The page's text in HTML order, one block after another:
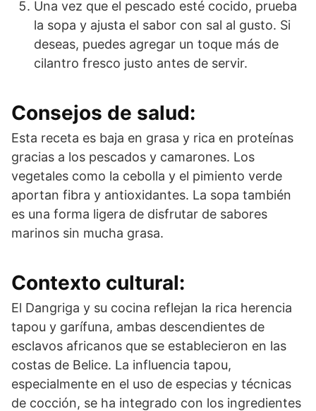
Una vez que el pescado esté cocido, prueba
la sopa y ajusta el sabor con sal al gusto. Si
deseas, puedes agregar un toque más de
cilantro fresco justo antes de servir.
Consejos de salud:
Esta receta es baja en grasa y rica en proteínas
gracias a los pescados y camarones. Los
vegetales como la cebolla y el pimiento verde
aportan fibra y antioxidantes. La sopa también
es una forma ligera de disfrutar de sabores
marinos sin mucha grasa.
Contexto cultural:
El Dangriga y su cocina reflejan la rica herencia
tapou y garífuna, ambas descendientes de
esclavos africanos que se establecieron en las
costas de Belice. La influencia tapou,
especialmente en el uso de especias y técnicas
de cocción, se ha integrado con los ingredientes